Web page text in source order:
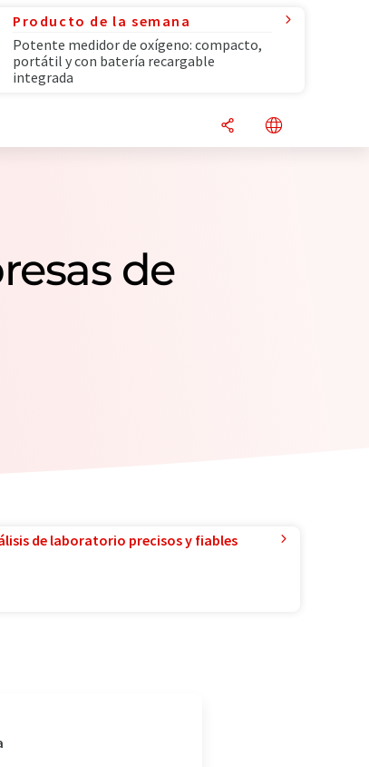
Producto de la semana
Potente medidor de oxígeno: compacto,
portátil y con batería recargable
integrada
de
de laboratorio precisos y fiables